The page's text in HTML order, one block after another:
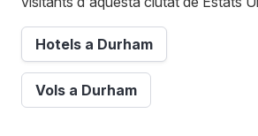
Hotels a Durham
Vols a Durham